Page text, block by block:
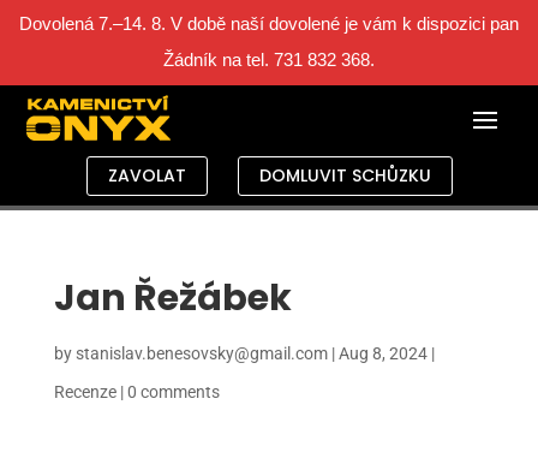
Dovolená 7.–14. 8. V době naší dovolené je vám k dispozici pan
Žádník na tel. 731 832 368.
ZAVOLAT DOMLUVIT SCHŮZKU
Jan Řežábek
by stanislav.benesovsky@gmail.com|Aug 8, 2024|
Recenze|0 comments